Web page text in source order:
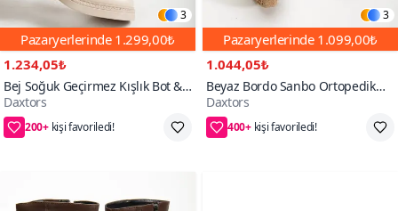
3
Pazaryerlerinde 1.299,00₺
1.234,05₺
Bej Soğuk Geçirmez Kışlık Bot &
Bootie
Daxtors
200+
65₺ daha az öde
3
Pazaryerlerinde 1.099,00₺
1.044,05₺
Beyaz Bordo Sanbo Ortopedik
Unisex Sneaker Spor Ayakkabı
Daxtors
400+
55₺ daha az öde